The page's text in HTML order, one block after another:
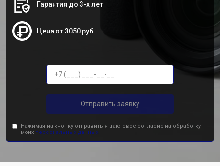
Гарантия до 3-х лет
Цена от 3050 руб
Отправить заявку
Нажимая на кнопку отправить я даю свое согласие на обработку
моих персональных данных.